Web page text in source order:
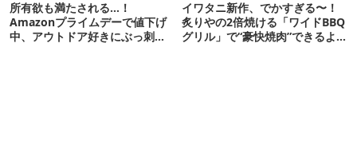
所有欲も満たされる…！
Amazonプライムデーで値下げ
中、アウトドア好きにぶっ刺さ
イワタニ新作、でかすぎる〜！
炙りやの2倍焼ける「ワイドBBQ
グリル」で“豪快焼肉”できるよ